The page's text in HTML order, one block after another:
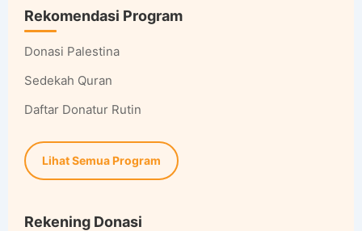
Rekomendasi Program
Donasi Palestina
Sedekah Quran
Daftar Donatur Rutin
Lihat Semua Program
Rekening Donasi